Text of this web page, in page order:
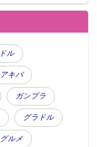
ル
アキバ
ガンプラ
グラドル
グルメ